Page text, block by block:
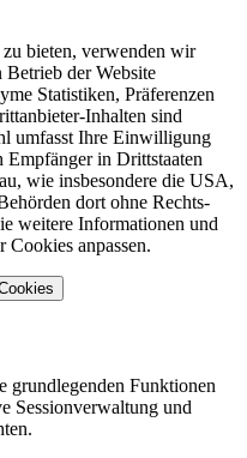
bieten, verwenden wir
der Website
Statistiken, Präferenzen
Inhalten sind
umfasst Ihre Einwilligung
in Drittstaaten
wie insbesondere die USA,
dort ohne Rechts­
weitere Informationen und
anpassen.
grundlegenden Funktionen
Sessionverwaltung und